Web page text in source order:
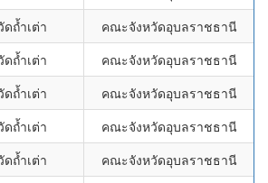
ดถ้ำเต่า
คณะจังหวัดอุบลราชธานี
ดถ้ำเต่า
คณะจังหวัดอุบลราชธานี
ดถ้ำเต่า
คณะจังหวัดอุบลราชธานี
ดถ้ำเต่า
คณะจังหวัดอุบลราชธานี
ดถ้ำเต่า
คณะจังหวัดอุบลราชธานี